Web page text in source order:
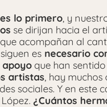
lo primero, y
se dirijan hacia el
acompañan al
es necesario
apoyo que han
artistas, hay
sociales. Y en este
¿Cuántos